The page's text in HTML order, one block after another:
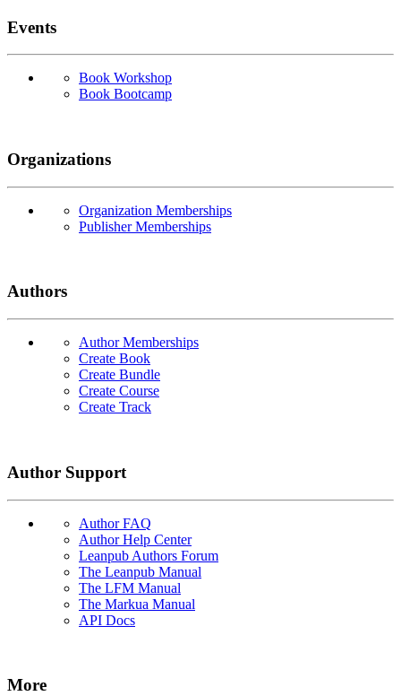
Events
Book Workshop
Book Bootcamp
Organizations
Organization Memberships
Publisher Memberships
Authors
Author Memberships
Create Book
Create Bundle
Create Course
Create Track
Author Support
Author FAQ
Author Help Center
Leanpub Authors Forum
The Leanpub Manual
The LFM Manual
The Markua Manual
API Docs
More